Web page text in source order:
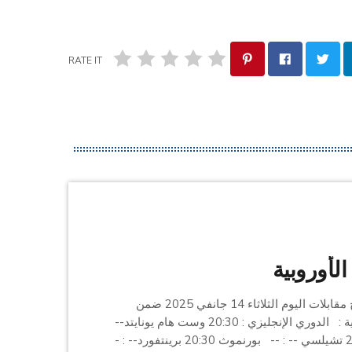
RATE IT
في مايلي برنامج مقابلات اليوم الثلاثاء 14 جانفي 2025 ضمن
الدوريات الأوروبية : الدوري الإنجليزي : 20:30 وست هام يونايتد--
: -- فولهام 20:30 تشيلسي -- : -- بورنموث 20:30 برينتفورد-- : -